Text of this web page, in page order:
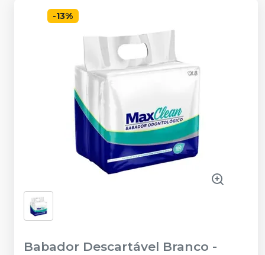
-13%
Babador Descartável Branco -